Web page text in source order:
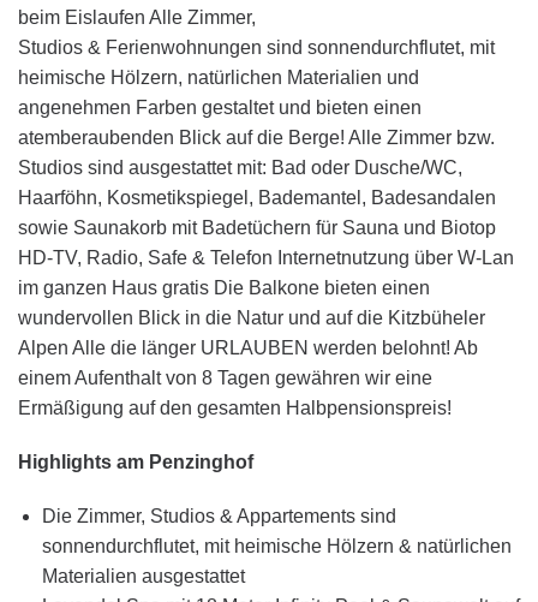
beim Eislaufen Alle Zimmer,
Studios & Ferienwohnungen sind sonnendurchflutet, mit
heimische Hölzern, natürlichen Materialien und
angenehmen Farben gestaltet und bieten einen
atemberaubenden Blick auf die Berge! Alle Zimmer bzw.
Studios sind ausgestattet mit: Bad oder Dusche/WC,
Haarföhn, Kosmetikspiegel, Bademantel, Badesandalen
sowie Saunakorb mit Badetüchern für Sauna und Biotop
HD-TV, Radio, Safe & Telefon Internetnutzung über W-Lan
im ganzen Haus gratis Die Balkone bieten einen
wundervollen Blick in die Natur und auf die Kitzbüheler
Alpen Alle die länger URLAUBEN werden belohnt! Ab
einem Aufenthalt von 8 Tagen gewähren wir eine
Ermäßigung auf den gesamten Halbpensionspreis!
Highlights am Penzinghof
Die Zimmer, Studios & Appartements sind
sonnendurchflutet, mit heimische Hölzern & natürlichen
Materialien ausgestattet